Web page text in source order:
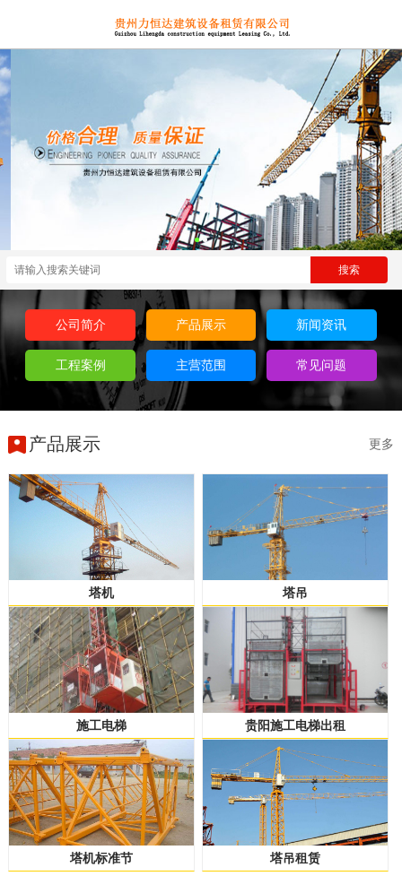
公司简介 产品展示 新闻资讯
工程案例 主营范围 常见问题
产品展示 更多
塔机 塔吊
施工电梯 贵阳施工电梯出租
塔机标准节 塔吊租赁